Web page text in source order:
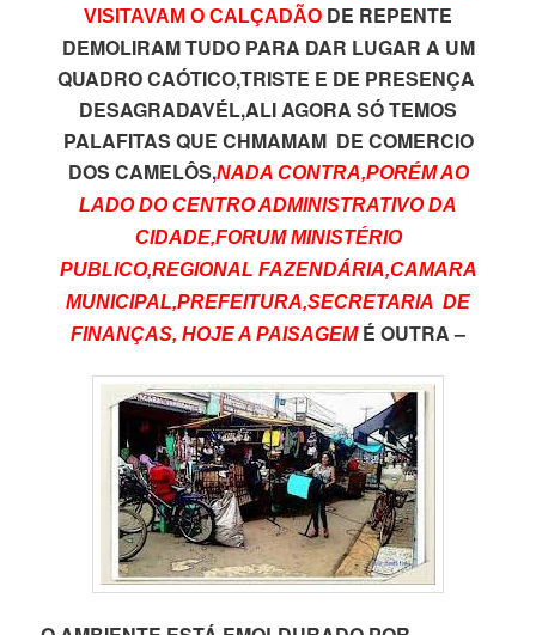
VISITAVAM O CALÇADÃO DE REPENTE
DEMOLIRAM TUDO PARA DAR LUGAR A UM
QUADRO CAÓTICO,TRISTE E DE PRESENÇA
DESAGRADAVÉL,ALI AGORA SÓ TEMOS
PALAFITAS QUE CHMAMAM DE COMERCIO
DOS CAMELÔS,NADA CONTRA,PORÉM AO
LADO DO CENTRO ADMINISTRATIVO DA
CIDADE,FORUM MINISTÉRIO
PUBLICO,REGIONAL FAZENDÁRIA,CAMARA
MUNICIPAL,PREFEITURA,SECRETARIA DE
FINANÇAS, HOJE A PAISAGEM É OUTRA –